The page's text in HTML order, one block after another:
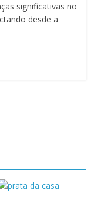
significativas no
desde a